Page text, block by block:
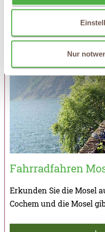
Nur
Fahrradfahren
Erkunden Sie die Mosel
Cochem und die Mosel